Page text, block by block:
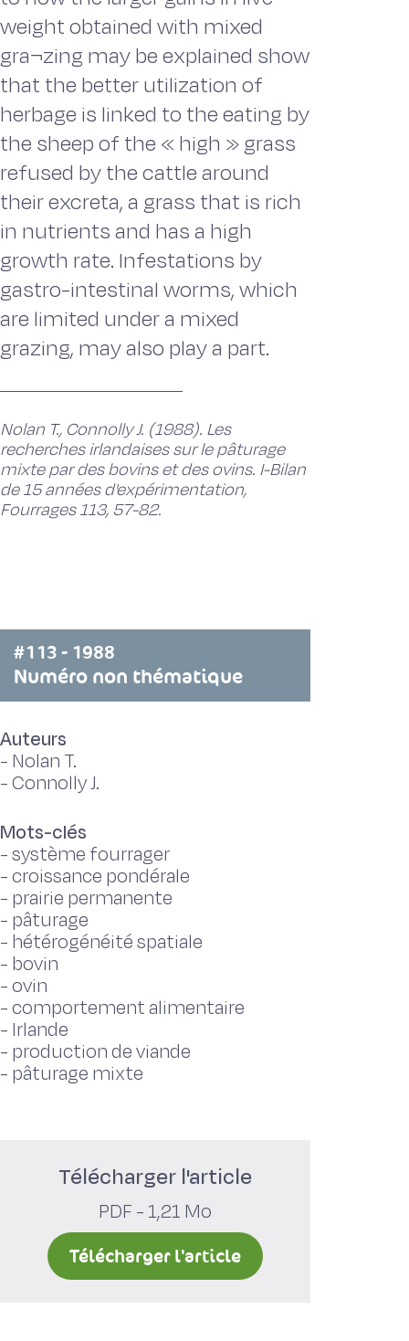
weight obtained with mixed
gra¬zing may be explained show
that the better utilization of
herbage is linked to the eating by
the sheep of the « high » grass
refused by the cattle around
their excreta, a grass that is rich
in nutrients and has a high
growth rate. Infestations by
gastro-intestinal worms, which
are limited under a mixed
grazing, may also play a part.
Nolan T., Connolly J. (1988). Les
recherches irlandaises sur le pâturage
mixte par des bovins et des ovins. I-Bilan
de 15 années d'expérimentation,
Fourrages 113, 57-82.
#113 - 1988
Numéro non thématique
Auteurs
- Nolan T.
-Connolly J.
Mots-clés
-système fourrager
-croissance pondérale
- prairie permanente
- pâturage
- hétérogénéité spatiale
- bovin
-ovin
-comportement alimentaire
- Irlande
- production de viande
- pâturage mixte
Télécharger l'article
PDF - 1,21 Mo
Télécharger l'article